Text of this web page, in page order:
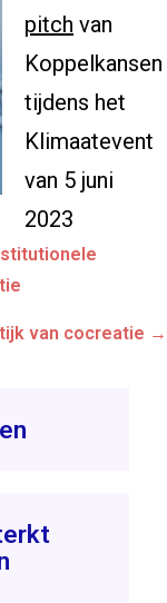
pitch van
Koppelkansen
tijdens het
Klimaatevent
van 5 juni
2023
van cocreatie →